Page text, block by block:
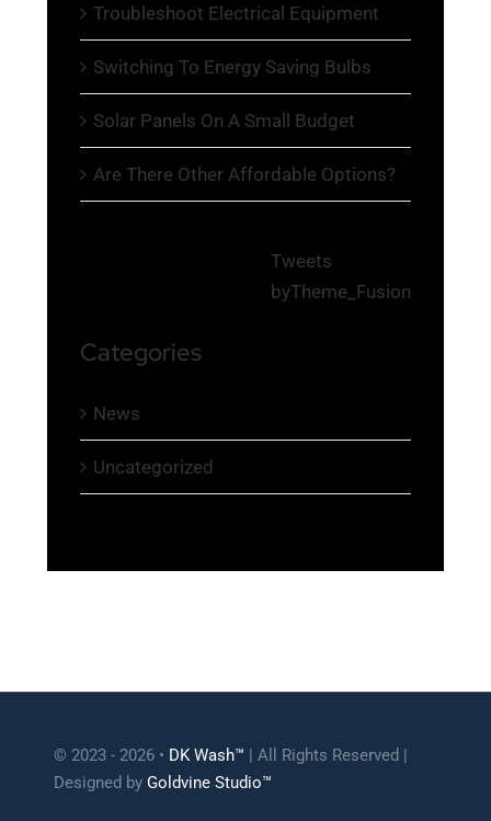
Troubleshoot Electrical Equipment
Switching To Energy Saving Bulbs
Solar Panels On A Small Budget
Are There Other Affordable Options?
Tweets
byTheme_Fusion
Categories
News
Uncategorized
© 2023 - 2026 • DK Wash™
| All Rights Reserved |
Designed byGoldvine Studio™